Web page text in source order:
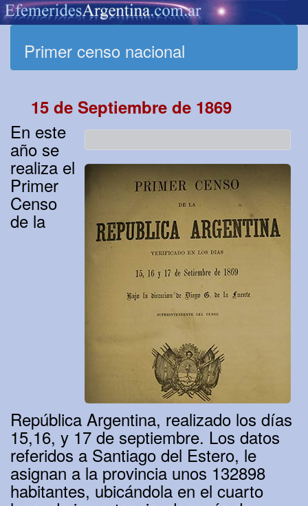
Primer censo nacional
15 de Septiembre de 1869
En este
año se
realiza el
Primer
Censo
de la
República Argentina, realizado los días
15,16, y 17 de septiembre. Los datos
referidos a Santiago del Estero, le
asignan a la provincia unos 132898
habitantes, ubicándola en el cuarto